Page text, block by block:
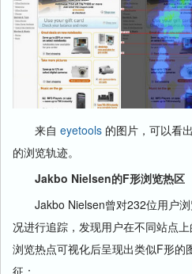
来自 eyetools 的图片，可以看
的浏览轨迹。
Jakbo Nielsen的F形浏览热区
Jakbo Nielsen曾对232位用户浏
况进行追踪，发现用户在不同站点
浏览热点可视化后呈现出类似F形的
征：